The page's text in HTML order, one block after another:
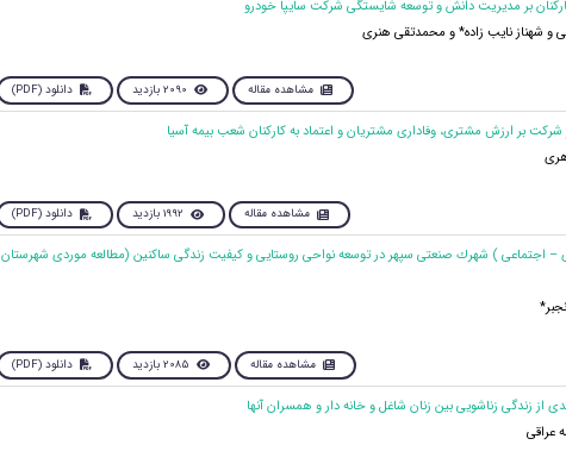
و شهناز نایب زاده* و محمدتقی هنری
مشاهده مقاله 2090 بازدید دانلود (PDF)
مشاهده مقاله 1992 بازدید دانلود (PDF)
– اجتماعی ) شهرك صنعتی سپهر در توسعه نواحی روستايی و كيفيت زندگی ساكنين (مطالعه موردی شهرستان
مشاهده مقاله 2085 بازدید دانلود (PDF)
عراقی